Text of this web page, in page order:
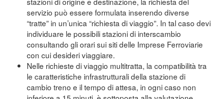
servizio può essere formulata inserendo diverse
“tratte” in un’unica “richiesta di viaggio”. In tal caso devi
individuare le possibili stazioni di interscambio
consultando gli orari sui siti delle Imprese Ferroviarie
con cui desideri viaggiare.
Nelle richieste di viaggio multitratta, la compatibilità tra
le caratteristiche infrastrutturali della stazione di
cambio treno e il tempo di attesa, in ogni caso non